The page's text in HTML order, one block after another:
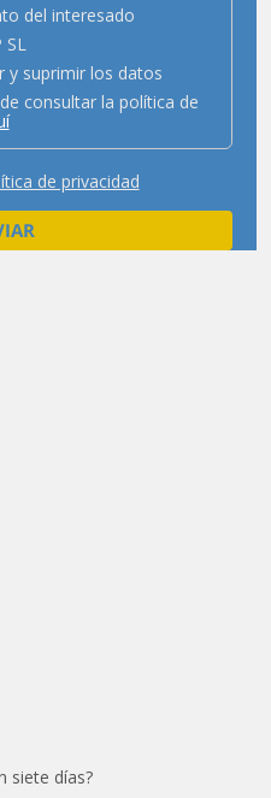
del interesado
SL
y suprimir los datos
consultar la política de
de privacidad
siete días?